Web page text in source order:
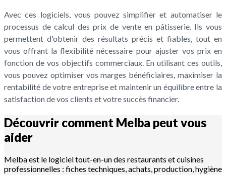
Avec ces logiciels, vous pouvez simplifier et automatiser le
processus de calcul des prix de vente en pâtisserie. Ils vous
permettent d'obtenir des résultats précis et fiables, tout en
vous offrant la flexibilité nécessaire pour ajuster vos prix en
fonction de vos objectifs commerciaux. En utilisant ces outils,
vous pouvez optimiser vos marges bénéficiaires, maximiser la
rentabilité de votre entreprise et maintenir un équilibre entre la
satisfaction de vos clients et votre succès financier.
Découvrir comment Melba peut vous
aider
Melba est le logiciel tout-en-un des restaurants et cuisines
professionnelles : fiches techniques, achats, production, hygiène